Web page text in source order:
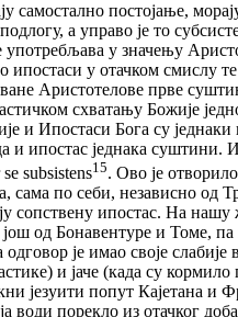
самостално постојање,
а управо је то
употребљава у значењу
ипостаси у отачком смислу
Аристотелове прве
схватању Божије
и Ипостаси Бога су једнаки
и ипостас једнака суштини.
subsistens15. Ово је
сама по себи, независно од
сопствену ипостас. На нашу
још од Бонавентуре и Томе,
је имао своје слабије
и јаче (када су кормило
језуити попут Кајетана и
води порекло из отачког